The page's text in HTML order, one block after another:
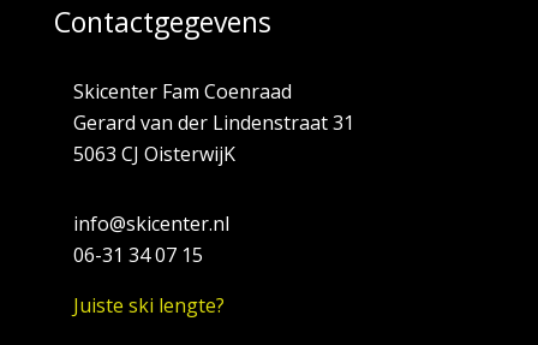
Contactgegevens
Skicenter Fam Coenraad
Gerard van der Lindenstraat 31
5063 CJ OisterwijK
info@skicenter.nl
06-31 34 07 15
Juiste ski lengte?